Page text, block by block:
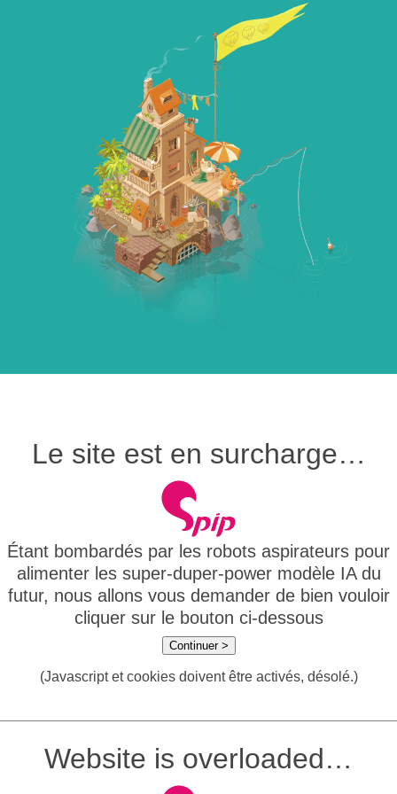
Le site est en surcharge…
Étant bombardés par les robots aspirateurs pour
alimenter les super-duper-power modèle IA du
futur, nous allons vous demander de bien vouloir
cliquer sur le bouton ci-dessous
Continuer >
(Javascript et cookies doivent être activés, désolé.)
Website is overloaded…